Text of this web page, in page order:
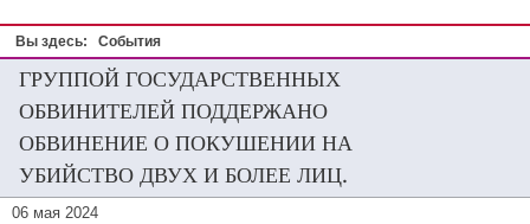
Вы здесь: События
ГРУППОЙ ГОСУДАРСТВЕННЫХ
ОБВИНИТЕЛЕЙ ПОДДЕРЖАНО
ОБВИНЕНИЕ О ПОКУШЕНИИ НА
УБИЙСТВО ДВУХ И БОЛЕЕ ЛИЦ.
06 мая 2024